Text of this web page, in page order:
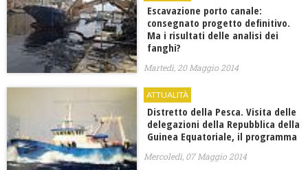
Escavazione porto canale:
consegnato progetto definitivo.
Ma i risultati delle analisi dei
fanghi?
Martedì, 20 Maggio 2014
ATTUALITÀ
Distretto della Pesca. Visita delle
delegazioni della Repubblica della
Guinea Equatoriale, il programma
Mercoledì, 07 Maggio 2014